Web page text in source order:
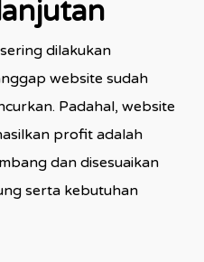
dilakukan
website sudah
Padahal, website
profit adalah
dan disesuaikan
serta kebutuhan